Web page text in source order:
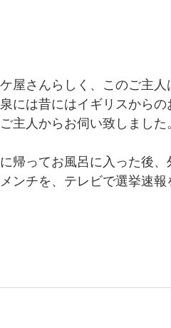
屋さんらしく、このご主
には昔にはイギリスから
主人からお伺い致しました
帰ってお風呂に入った後
ンチを、テレビで選挙速